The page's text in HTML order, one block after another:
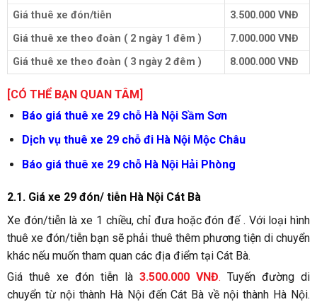
Giá thuê xe đón/tiễn
3.500.000 VNĐ
Giá thuê xe theo đoàn ( 2 ngày 1 đêm )
7.000.000 VNĐ
Giá thuê xe theo đoàn ( 3 ngày 2 đêm )
8.000.000 VNĐ
[CÓ THỂ BẠN QUAN TÂM]
Báo giá thuê xe 29 chỗ Hà Nội Sầm Sơn
Dịch vụ thuê xe 29 chỗ đi Hà Nội Mộc Châu
Báo giá thuê xe 29 chỗ Hà Nội Hải Phòng
2.1. Giá xe 29 đón/ tiễn Hà Nội Cát Bà
Xe đón/tiễn là xe 1 chiều, chỉ đưa hoặc đón đế . Với loại hình
thuê xe đón/tiễn bạn sẽ phải thuê thêm phương tiện di chuyển
khác nếu muốn tham quan các địa điểm tại Cát Bà.
Giá thuê xe đón tiễn là 3.500.000 VNĐ. Tuyến đường di
chuyển từ nội thành Hà Nội đến Cát Bà về nội thành Hà Nội.